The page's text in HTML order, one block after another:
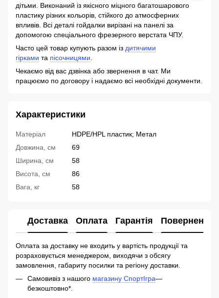
дітьми. Виконаний із якісного міцного багатошарового
пластику різних кольорів, стійкого до атмосферних
впливів. Всі деталі гойдалки вирізані на панелі за
допомогою спеціального фрезерного верстата ЧПУ.
Часто цей товар купують разом із дитячими
гірками та пісочницями
Чекаємо від вас дзвінка або звернення в чат. Ми
працюємо по договору і надаємо всі необхідні документи.
Характеристики
Матеріал
HDPE/HPL пластик; Метал
Довжина, см
69
Ширина, см
58
Висота, см
86
Вага, кг
58
Доставка Оплата Гарантія Повернення
Оплата за доставку не входить у вартість продукції та
розраховується менеджером, виходячи з обсягу
замовлення, габариту посилки та регіону доставки.
Самовивіз з нашого магазину СпортІгра—
безкоштовно*.